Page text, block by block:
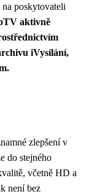
poskytovateli
aktivně
iVysílání,
zlepšení v
do stejného
včetně HD a
není bez